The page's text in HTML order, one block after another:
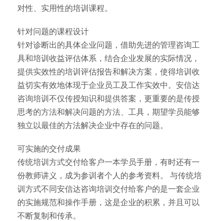
对性、实用性的培训课程。
针对问题的课程设计
针对诊断出的具体企业问题，借助先进的管理咨询工
具和培训收益评估体系，结合企业发展的实际情况，
提供实效性的培训评估报告和解决方案，使得培训收
益切实有效地体现于企业员工及工作实效中。安信达
咨询培训不仅传授知识和提供答案，更重要的是传授
思考的方法和解决问题的方法、工具，期望学员能够
独立以最佳的方法解决企业中存在的问题。
可实施的交付成果
传统培训方式交付给客户一本学员手册，有时还有一
份教师讲义，成为参训者个人的参考资料。 与传统培
训方式不同安信达咨询培训交付给客户的是一套企业
的实施规范和操作手册，这是企业的积累，并且可以
不断复制和传承。